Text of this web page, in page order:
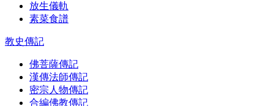
放生儀軌
素菜食譜
教史傳記
佛菩薩傳記
漢傳法師傳記
密宗人物傳記
合編佛教傳記